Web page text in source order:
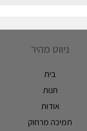
ניווט מהיר
בית
חנות
אודות
תמיכה מרחוק